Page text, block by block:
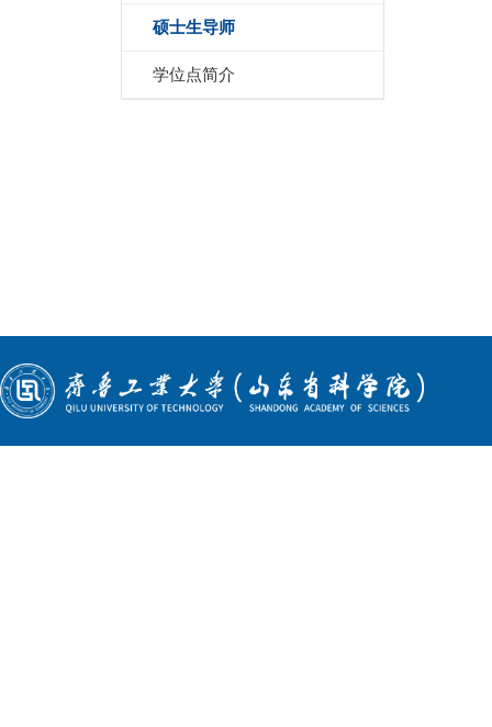
硕士生导师
学位点简介